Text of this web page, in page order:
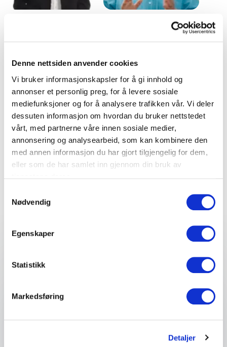
Denne nettsiden anvender cookies
Vi bruker informasjonskapsler for å gi innhold og
annonser et personlig preg, for å levere sosiale
mediefunksjoner og for å analysere trafikken vår. Vi deler
dessuten informasjon om hvordan du bruker nettstedet
vårt, med partnerne våre innen sosiale medier,
annonsering og analysearbeid, som kan kombinere den
med annen informasjon du har gjort tilgjengelig for dem,
eller som de har samlet inn gjennom din bruk av
Nødvendig
Egenskaper
Statistikk
Markedsføring
Detaljer
tid i revygruppen
Løgnaslaget og som
speaker på Viking Stadion. I
sine foredrag, som "Må jo
bare le – smil og latter ...
rådgiver med solid bakgrunn
fra næringslivet og dyp
kompetanse innen ledelse,
kommunikasjon og
kulturutvikling. Med en
sjelden kombinasjon av
faglig...
Uforpliktende og kompetent
rådgivning for et vellykket
Fyll ut kontaktskjemaet – vi tar kontakt med deg
veldig raskt!
Telefon